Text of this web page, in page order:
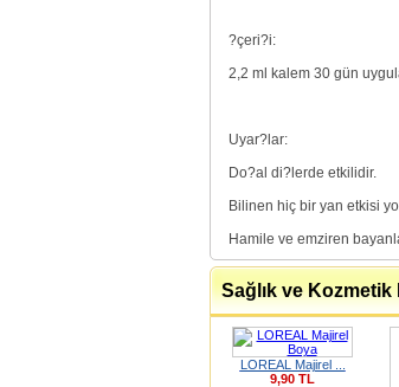
?çeri?i:
2,2 ml kalem 30 gün
Uyar?lar:
Do?al di?lerde etkilidir.
Bilinen hiç bir yan etkisi
Hamile ve emziren
Sağlık ve
LOREAL Majirel ...
9,90 TL